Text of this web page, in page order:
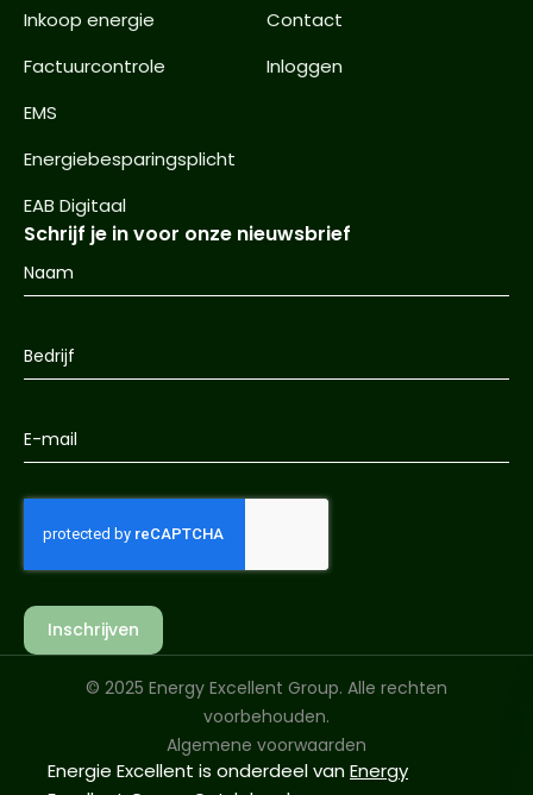
Inkoop energie
Factuurcontrole
EMS
Energiebesparingsplicht
EAB Digitaal
Contact
Inloggen
Inschrijven
Schrijf je in voor onze nieuwsbrief
© 2025 Energy Excellent Group. Alle rechten
voorbehouden.
Algemene voorwaarden
Energie Excellent is onderdeel vanEnergy